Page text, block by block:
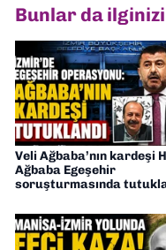
Bunlar da
Veli Ağbaba’nın kardeşi
Ağbaba Egeşehir
soruşturmasında